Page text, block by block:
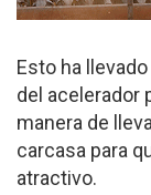
Esto ha
del acelerador
manera de
carcasa para
atractivo.